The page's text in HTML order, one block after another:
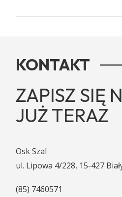
KONTAKT
ZAPISZ SIĘ
JUŻ TERAZ
Osk Szal
ul. Lipowa 4/228, 15-427
(85) 7460571